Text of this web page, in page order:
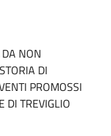
NON
DI
PROMOSSI
DI TREVIGLIO